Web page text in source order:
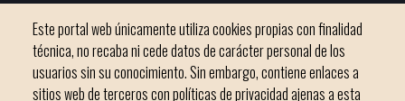
Teléfono 971 84 91 00 - CIF: P0703300D
Este portal web únicamente utiliza cookies propias con finalidad
técnica, no recaba ni cede datos de carácter personal de los
usuarios sin su conocimiento. Sin embargo, contiene enlaces a
sitios web de terceros con políticas de privacidad ajenas a esta